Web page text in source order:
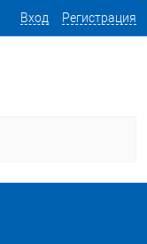
Вход Регистрация